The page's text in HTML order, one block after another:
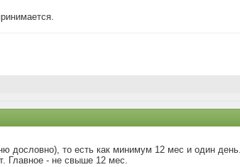
дословно), то есть как минимум 12 мес и один
Главное - не свыше 12 мес.